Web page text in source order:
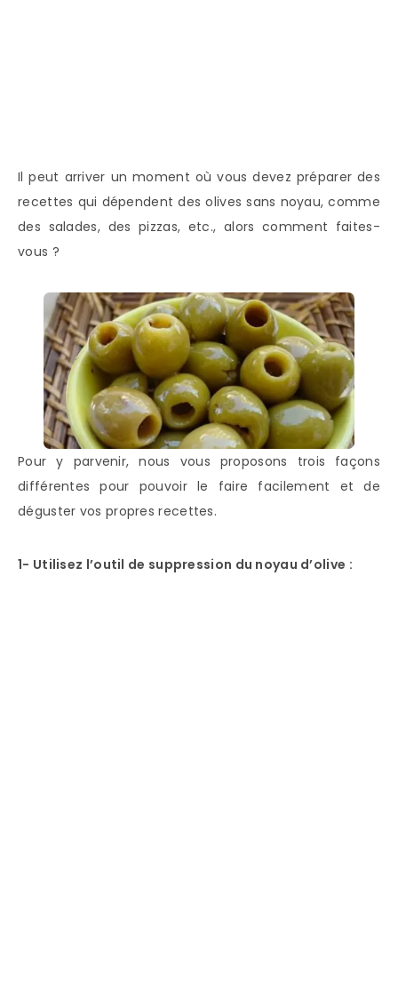
Il peut arriver un moment où vous devez préparer des
recettes qui dépendent des olives sans noyau, comme
des salades, des pizzas, etc., alors comment faites-
vous ?
Pour y parvenir, nous vous proposons trois façons
différentes pour pouvoir le faire facilement et de
déguster vos propres recettes.
1- Utilisez l’outil de suppression du noyau d’olive :